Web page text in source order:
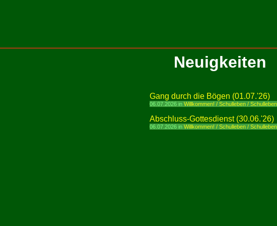
Neuigkeiten
Gang durch die Bögen (01.07.'26)
06.07.2026 in Willkommen! / Schulleben /
Abschluss-Gottesdienst (30.06.'26)
06.07.2026 in Willkommen! / Schulleben /